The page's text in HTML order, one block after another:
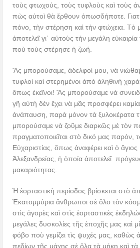
τοὺς φτωχούς, τοὺς τυφλοὺς καὶ τοὺς
πὼς αὐτοὶ θὰ ἔρθουν ὁπωσδήποτε.
πόνο, τὴν στέρηση καὶ τὴν φτώχεια. Τὸ
ἀποτελεῖ γι΄ αὐτοὺς τὴν μεγάλη
ποὺ τοὺς στέρησε ἡ ζωή.
Ἄς μπορούσαμε, ἀδελφοί μου, νὰ
τυφλοὶ καὶ στερημένοι ἀπὸ ἀληθινὴ
ὅπως ἐκεῖνοι! Ἄς μπορούσαμε νὰ
γῆ αὐτὴ δὲν ἔχει νὰ μᾶς προσφέρει
ἀνάπαυση, παρὰ μόνον τὰ ξυλοκέρατα
μπορούσαμε νὰ ζοῦμε διαρκῶς μὲ τὸν
πραγματοποιεῖται στὸ δικό μας παρόν,
Εὐχαριστίας, ὅπως ἀναφέρει καὶ ὁ ἅγιος
Ἀλεξανδρείας, ἡ ὁποία ἀποτελεῖ
μακαριότητας.
Ἡ ἑορταστικὴ περίοδος βρίσκεται στὸ
Ἑκατομμύρια ἄνθρωποι σὲ ὅλο τὸν
στὶς ἀγορὲς καὶ στὶς ἑορταστικὲς
μεγάλες δυσκολίες τῆς ἐποχῆς μας καὶ
φόβο ποὺ γεμίζει τὶς ψυχές μας, καθὼς
πεδίων τῆς μάχης σὲ ὅλα τὰ μήκη καὶ τὰ